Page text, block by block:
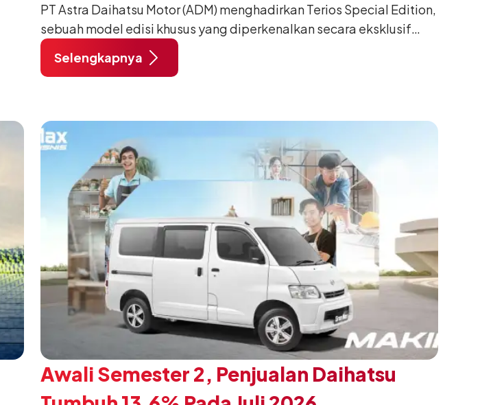
2026
PT Astra Daihatsu Motor (ADM) menghadirkan Terios Special Edition,
sebuah model edisi khusus yang diperkenalkan secara eksklusif
pada ajang Gaikindo Indonesia International Auto Show (GIIAS) 2026
di ICE BSD City, Tangerang. Dikembangkan dari varian Terios 1.5 X
mengubah karakter tangguh yang telah menjadi ciri khas Terios.
Selengkapnya
Awali Semester 2, Penjualan Daihatsu